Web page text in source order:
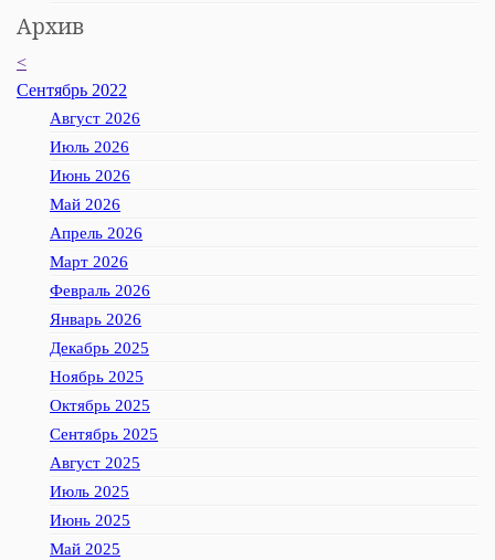
Архив
<
Сентябрь 2022
Август 2026
Июль 2026
Июнь 2026
Май 2026
Апрель 2026
Март 2026
Февраль 2026
Январь 2026
Декабрь 2025
Ноябрь 2025
Октябрь 2025
Сентябрь 2025
Август 2025
Июль 2025
Июнь 2025
Май 2025